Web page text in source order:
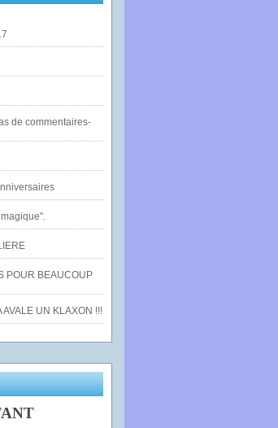
de commentaires-
POUR BEAUCOUP
UN KLAXON !!!